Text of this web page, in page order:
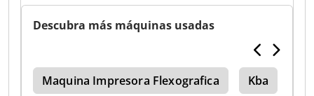
Descubra más máquinas usadas
Maquina Impresora Flexografica Kba